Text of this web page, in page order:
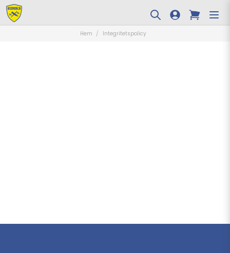
Hem Integritetspolicy